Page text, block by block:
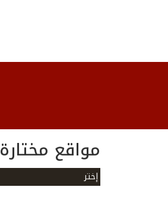
مواقع مختارة